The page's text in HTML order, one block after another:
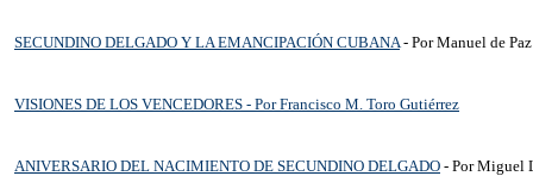
SECUNDINO DELGADO Y LA EMANCIPACIÓN CUBANA- Por Manuel de
VISIONES DE LOS VENCEDORES - Por Francisco M. Toro Gutiérrez
ANIVERSARIO DEL NACIMIENTO DE SECUNDINO DELGADO - Por Miguel